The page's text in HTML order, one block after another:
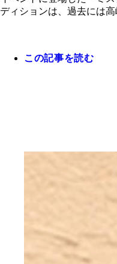
ディションは、過去には高
この記事を読む